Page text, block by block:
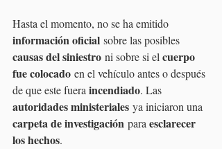
Hasta el momento, no se ha emitido
información oficial sobre las posibles
causas del siniestro ni sobre si el cuerpo
fue colocado en el vehículo antes o después
de que este fuera incendiado. Las
autoridades ministeriales ya iniciaron una
carpeta de investigación para esclarecer
los hechos.